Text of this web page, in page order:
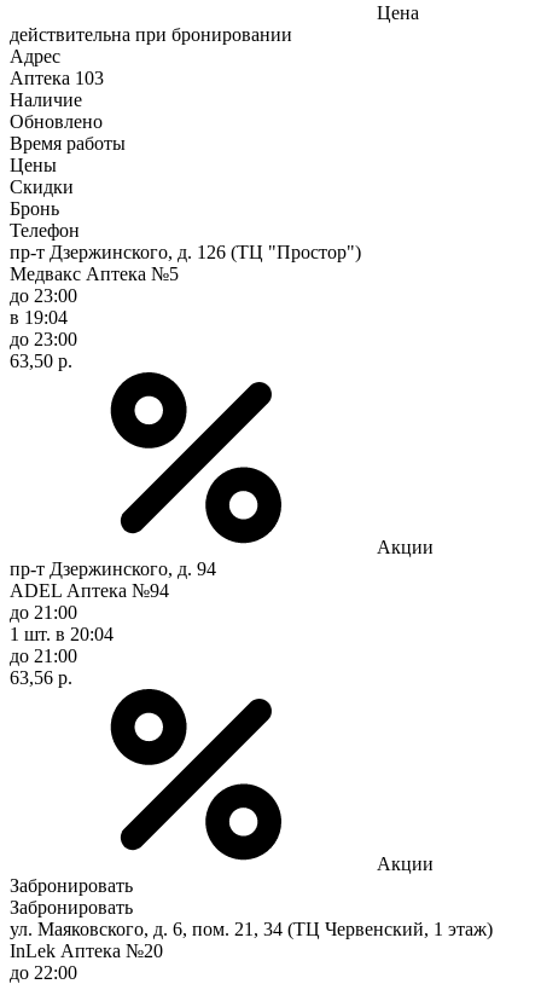
Цена
действительна при бронировании
Адрес
Аптека 103
Наличие
Обновлено
Время работы
Цены
Скидки
Бронь
Телефон
пр-т Дзержинского, д. 126 (ТЦ "Простор")
Медвакс Аптека №5
до 23:00
в 19:04
до 23:00
63,50 р.
Акции
пр-т Дзержинского, д. 94
ADEL Аптека №94
до 21:00
1 шт. в 20:04
до 21:00
63,56 р.
Акции
Забронировать
Забронировать
ул. Маяковского, д. 6, пом. 21, 34 (ТЦ Червенский, 1 этаж)
InLek Аптека №20
до 22:00